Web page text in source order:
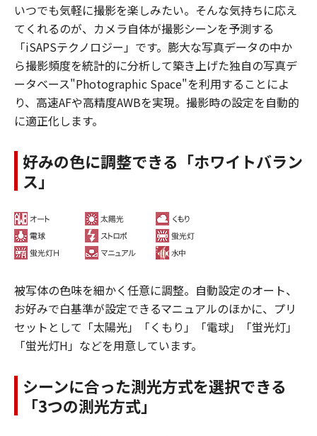
いつでも気軽に撮影を楽しみたい。そんな気持ちに応え
てくれるのが、カメラ自体が撮影シーンを予測する
「iSAPSテクノロジー」です。膨大な写真データの中か
ら撮影頻度を統計的に分析して築き上げた独自の写真デ
ータベース"Photographic Space"を利用することによ
り、高速AFや高精度AWBを実現。撮影時の設定を自動的
に適正化します。
好みの色に調整できる「ホワイトバラン
ス」
被写体の色味を細かく任意に調整。自動設定のオート、
お好みで白基準が設定できるマニュアルのほかに、プリ
セットとして「太陽光」「くもり」「電球」「蛍光灯」
「蛍光灯H」などを用意しています。
シーンに合った測光方式を選択できる
「3つの測光方式」